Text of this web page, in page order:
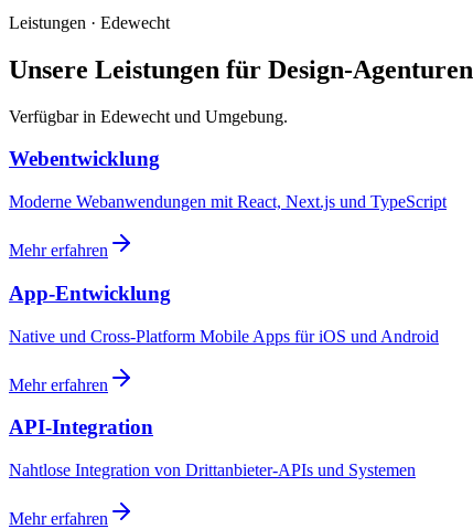
Leistungen · Edewecht
Unsere Leistungen für Design-Agenturen
Verfügbar in Edewecht und Umgebung.
Webentwicklung
Moderne Webanwendungen mit React, Next.js und TypeScript
Mehr erfahren
App-Entwicklung
Native und Cross-Platform Mobile Apps für iOS und Android
Mehr erfahren
API-Integration
Nahtlose Integration von Drittanbieter-APIs und Systemen
Mehr erfahren